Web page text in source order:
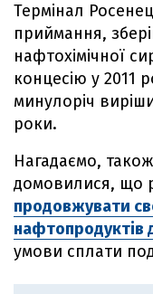
Термінал
приймання,
нафтохімічної
концесію у 2011
минулоріч
роки.
Нагадаємо,
домовилися, що
продовжувати
нафтопродуктів
умови сплати